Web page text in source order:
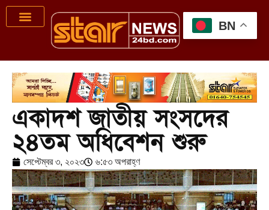
একাদশ জাতীয় সংসদের
২৪তম অধিবেশন শুরু
সেপ্টেম্বর ৩, ২০২৩ ৬:৫৩ অপরাহ্ণ
BN